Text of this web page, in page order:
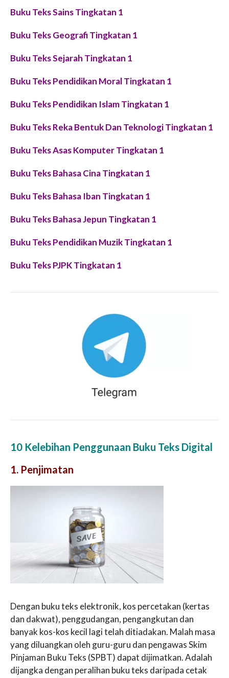
Buku Teks Sains Tingkatan 1
Buku Teks Geografi Tingkatan 1
Buku Teks Sejarah Tingkatan 1
Buku Teks Pendidikan Moral Tingkatan 1
Buku Teks Pendidikan Islam Tingkatan 1
Buku Teks Reka Bentuk Dan Teknologi Tingkatan 1
Buku Teks Asas Komputer Tingkatan 1
Buku Teks Bahasa Cina Tingkatan 1
Buku Teks Bahasa Iban Tingkatan 1
Buku Teks Bahasa Jepun Tingkatan 1
Buku Teks Pendidikan Muzik Tingkatan 1
Buku Teks PJPK Tingkatan 1
10 Kelebihan Penggunaan Buku Teks Digital
1. Penjimatan
Dengan buku teks elektronik, kos percetakan (kertas
dan dakwat), penggudangan, pengangkutan dan
banyak kos-kos kecil lagi telah ditiadakan. Malah masa
yang diluangkan oleh guru-guru dan pengawas Skim
Pinjaman Buku Teks (SPBT) dapat dijimatkan. Adalah
dijangka dengan peralihan buku teks daripada cetak